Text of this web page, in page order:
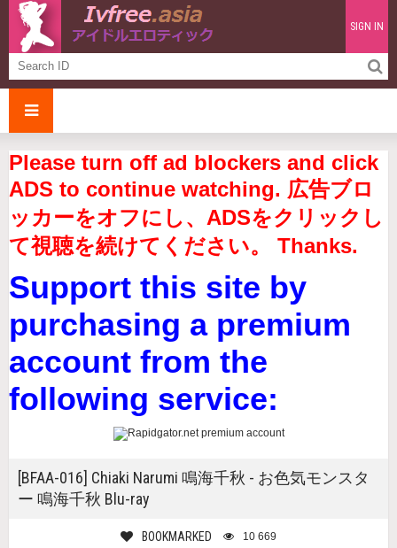
SIGN IN
Please turn off ad blockers and click
ADS to continue watching. 広告ブロ
ッカーをオフにし、ADSをクリックし
て視聴を続けてください。 Thanks.
Support this site by
purchasing a premium
account from the
following service:
[BFAA-016] Chiaki Narumi 鳴海千秋 - お色気モンスタ
ー 鳴海千秋 Blu-ray
BOOKMARKED 10 669